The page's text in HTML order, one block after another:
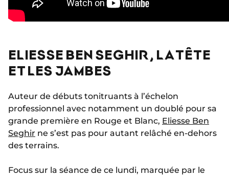
ELIESSE BEN SEGHIR, LA TÊTE
ET LES JAMBES
Auteur de débuts tonitruants à l’échelon
professionnel avec notamment un doublé pour sa
grande première en Rouge et Blanc, Eliesse Ben
Seghir ne s’est pas pour autant relâché en-dehors
des terrains.
Focus sur la séance de ce lundi, marquée par le